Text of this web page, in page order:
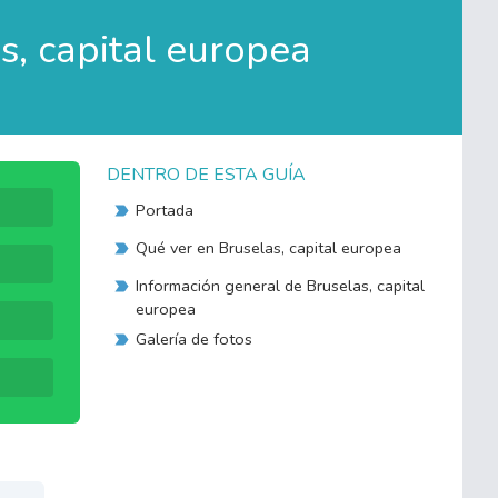
capital europea
DENTRO DE ESTA GUÍA
Portada
Qué ver en Bruselas, capital europea
Información general de Bruselas, capital
europea
Galería de fotos